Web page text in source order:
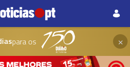
para os ×